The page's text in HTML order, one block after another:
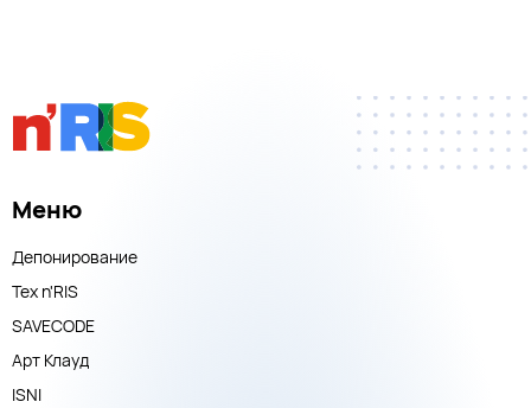
Меню
Депонирование
Тех n'RIS
SAVECODE
Арт Клауд
ISNI